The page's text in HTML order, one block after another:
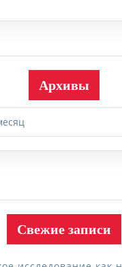
Архивы
Свежие записи